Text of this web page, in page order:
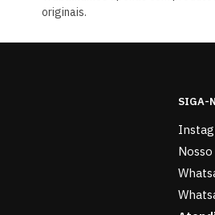
originais.
SIGA-